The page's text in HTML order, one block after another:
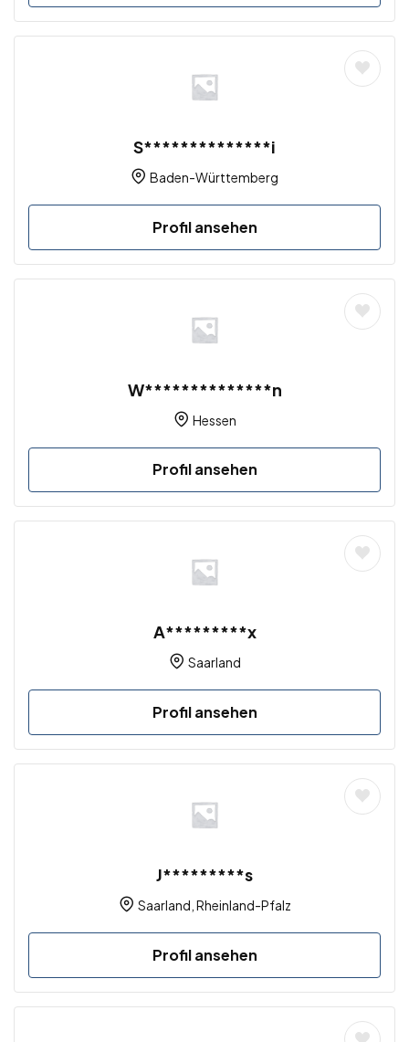
S**************i
Baden-Württemberg
Profil ansehen
W**************n
Hessen
Profil ansehen
A*********x
Saarland
Profil ansehen
J*********s
Saarland Rheinland-Pfalz
Profil ansehen